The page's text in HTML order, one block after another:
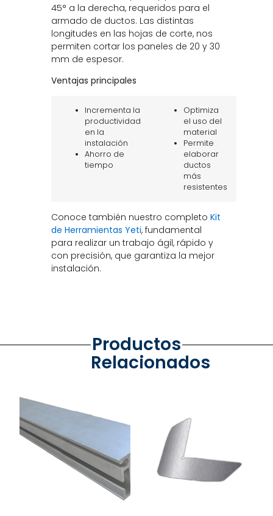
45° a la derecha, requeridos para el
armado de ductos. Las distintas
longitudes en las hojas de corte, nos
permiten cortar los paneles de 20 y 30
mm de espesor.
Ventajas principales
Incrementa la
productividad
en la
instalación
Ahorro de
tiempo
Optimiza
el uso del
material
Permite
elaborar
ductos
más
resistentes
Conoce también nuestro completo Kit
de Herramientas Yeti, fundamental
para realizar un trabajo ágil, rápido y
con precisión, que garantiza la mejor
instalación.
Productos
Relacionados